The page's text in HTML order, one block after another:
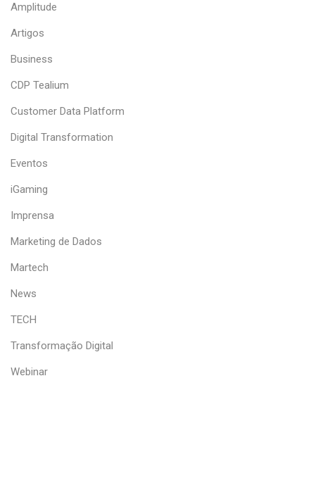
Amplitude
Artigos
Business
CDP Tealium
Customer Data Platform
Digital Transformation
Eventos
iGaming
Imprensa
Marketing de Dados
Martech
News
TECH
Transformação Digital
Webinar